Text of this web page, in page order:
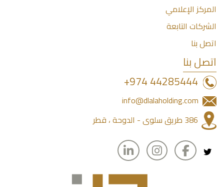
المركز الإعلامي
الشركات التابعة
اتصل بنا
اتصل بنا
info@dlalaholding.com